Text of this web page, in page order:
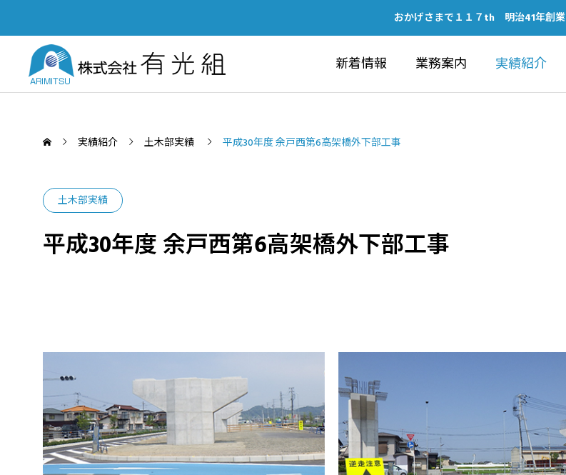
おかげさまで１１７th 明治41年創業
新着情報 業務案内 実績紹介
SERVICE
業務案内 PUBLIC WORKS
実績紹介 土木部実績 平成30年度 余戸西第6高架橋外下部工事
土木部実績
平成30年度 余戸西第6高架橋外下部工事